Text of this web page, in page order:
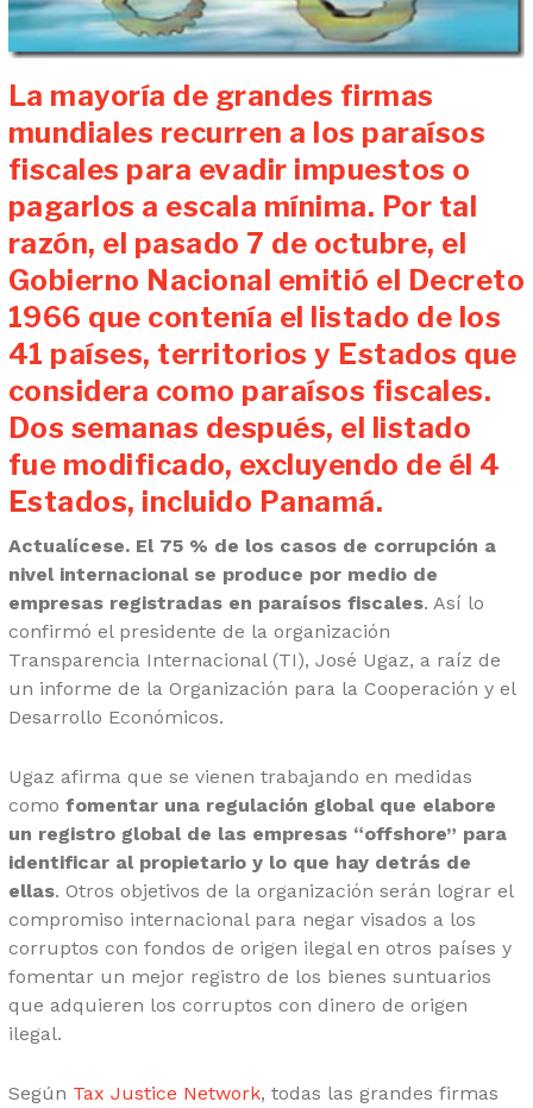
La mayoría de grandes firmas
mundiales recurren a los paraísos
fiscales para evadir impuestos o
pagarlos a escala mínima. Por tal
razón, el pasado 7 de octubre, el
Gobierno Nacional emitió el Decreto
1966 que contenía el listado de los
41 países, territorios y Estados que
considera como paraísos fiscales.
Dos semanas después, el listado
fue modificado, excluyendo de él 4
Estados, incluido Panamá.
Actualícese. El 75 % de los casos de corrupción a
nivel internacional se produce por medio de
empresas registradas en paraísos fiscales. Así lo
confirmó el presidente de la organización
Transparencia Internacional (TI), José Ugaz, a raíz de
un informe de la Organización para la Cooperación y el
Desarrollo Económicos.
Ugaz afirma que se vienen trabajando en medidas
como fomentar una regulación global que elabore
un registro global de las empresas “offshore” para
identificar al propietario y lo que hay detrás de
ellas. Otros objetivos de la organización serán lograr el
compromiso internacional para negar visados a los
corruptos con fondos de origen ilegal en otros países y
fomentar un mejor registro de los bienes suntuarios
que adquieren los corruptos con dinero de origen
ilegal.
Según Tax Justice Network, todas las grandes firmas